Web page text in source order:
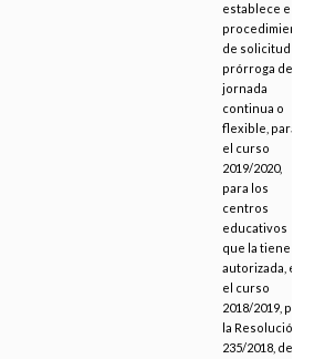
establece el
procedimiento
de solicitud de
prórroga de la
jornada
continua o
flexible, para
el curso
2019/2020,
para los
centros
educativos
que la tienen
autorizada, en
el curso
2018/2019, por
la Resolución
235/2018, de 16